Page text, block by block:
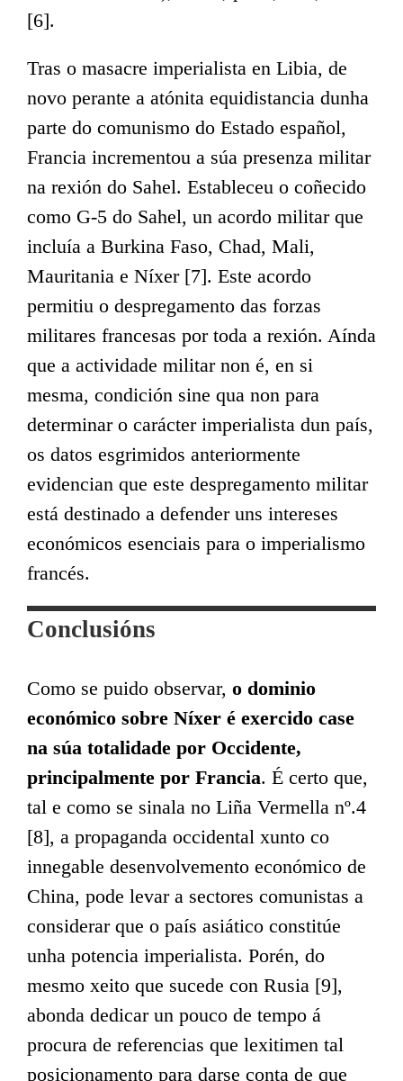
[6].
Tras o masacre imperialista en Libia, de
novo perante a atónita equidistancia dunha
parte do comunismo do Estado español,
Francia incrementou a súa presenza militar
na rexión do Sahel. Estableceu o coñecido
como G-5 do Sahel, un acordo militar que
incluía a Burkina Faso, Chad, Mali,
Mauritania e Níxer [7]. Este acordo
permitiu o despregamento das forzas
militares francesas por toda a rexión. Aínda
que a actividade militar non é, en si
mesma, condición sine qua non para
determinar o carácter imperialista dun país,
os datos esgrimidos anteriormente
evidencian que este despregamento militar
está destinado a defender uns intereses
económicos esenciais para o imperialismo
francés.
Conclusións
Como se puido observar, o dominio
económico sobre Níxer é exercido case
na súa totalidade por Occidente,
principalmente por Francia. É certo que,
tal e como se sinala no Liña Vermella nº.4
[8], a propaganda occidental xunto co
innegable desenvolvemento económico de
China, pode levar a sectores comunistas a
considerar que o país asiático constitúe
unha potencia imperialista. Porén, do
mesmo xeito que sucede con Rusia [9],
abonda dedicar un pouco de tempo á
procura de referencias que lexitimen tal
posicionamento para darse conta de que